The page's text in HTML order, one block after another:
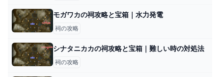
モガワカの祠攻略と宝箱｜水力発電
祠の攻略
シナタニカカの祠攻略と宝箱｜難しい時の対処法
祠の攻略